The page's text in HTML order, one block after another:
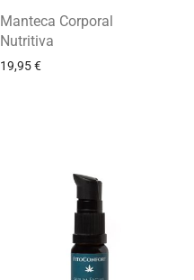
Manteca Corporal
Nutritiva
19,95€